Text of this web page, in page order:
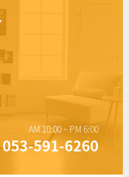
AM 10:00 ~ PM 6:00
053-591-6260